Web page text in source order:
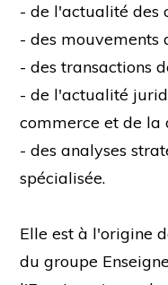
- de l'actualité des
- des mouvements
- des transactions
- de l'actualité
commerce et de la
- des analyses
spécialisée.
Elle est à l'origine
du groupe